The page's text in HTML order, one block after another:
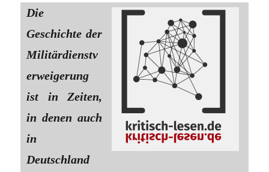
Die
Geschichte der
Militärdienstv
erweigerung
ist in Zeiten,
in denen auch
in
Deutschland